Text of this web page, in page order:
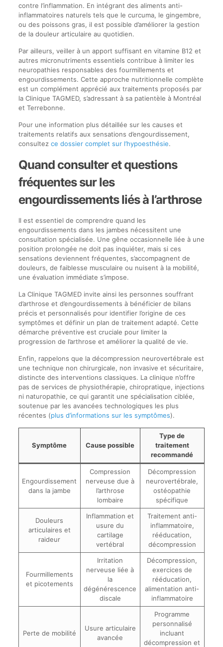
contre l’inflammation. En intégrant des aliments anti-
inflammatoires naturels tels que le curcuma, le gingembre,
ou des poissons gras, il est possible d’améliorer la gestion
de la douleur articulaire au quotidien.
Par ailleurs, veiller à un apport suffisant en vitamine B12 et
autres micronutriments essentiels contribue à limiter les
neuropathies responsables des fourmillements et
engourdissements. Cette approche nutritionnelle complète
est un complément apprécié aux traitements proposés par
la Clinique TAGMED, s’adressant à sa patientèle à Montréal
et Terrebonne.
Pour une information plus détaillée sur les causes et
traitements relatifs aux sensations d’engourdissement,
consultez ce dossier complet sur l’hypoesthésie.
Quand consulter et questions
fréquentes sur les
engourdissements liés à l’arthrose
Il est essentiel de comprendre quand les
engourdissements dans les jambes nécessitent une
consultation spécialisée. Une gêne occasionnelle liée à une
position prolongée ne doit pas inquiéter, mais si ces
sensations deviennent fréquentes, s’accompagnent de
douleurs, de faiblesse musculaire ou nuisent à la mobilité,
une évaluation immédiate s’impose.
La Clinique TAGMED invite ainsi les personnes souffrant
d’arthrose et d’engourdissements à bénéficier de bilans
précis et personnalisés pour identifier l’origine de ces
symptômes et définir un plan de traitement adapté. Cette
démarche préventive est cruciale pour limiter la
progression de l’arthrose et améliorer la qualité de vie.
Enfin, rappelons que la décompression neurovertébrale est
une technique non chirurgicale, non invasive et sécuritaire,
distincte des interventions classiques. La clinique n’offre
pas de services de physiothérapie, chiropratique, injections
ni naturopathie, ce qui garantit une spécialisation ciblée,
soutenue par les avancées technologiques les plus
récentes (plus d’informations sur les symptômes).
Symptôme Cause possible
Type de
traitement
recommandé
Engourdissement
dans la jambe
Compression
nerveuse due à
l’arthrose
lombaire
Décompression
neurovertébrale,
ostéopathie
spécifique
Douleurs
articulaires et
raideur
Inflammation et
usure du
cartilage
vertébral
Traitement anti-
inflammatoire,
rééducation,
décompression
Fourmillements
et picotements
Irritation
nerveuse liée à
la
dégénérescence
discale
Décompression,
exercices de
rééducation,
alimentation anti-
inflammatoire
Perte de mobilité
Usure articulaire
avancée
Programme
personnalisé
incluant
décompression et